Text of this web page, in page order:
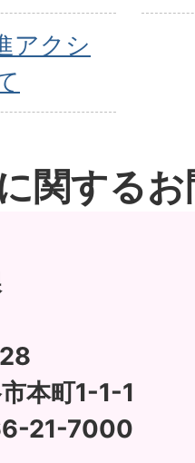
アクシ
関する
本町1-1-1
21-7000